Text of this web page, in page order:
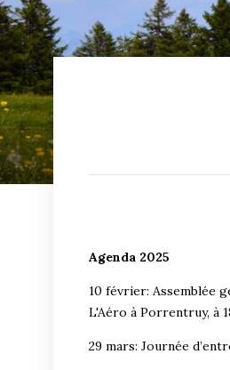
Agenda 2025
10 février: Assemblée
L'Aéro à Porrentruy, à
29 mars: Journée